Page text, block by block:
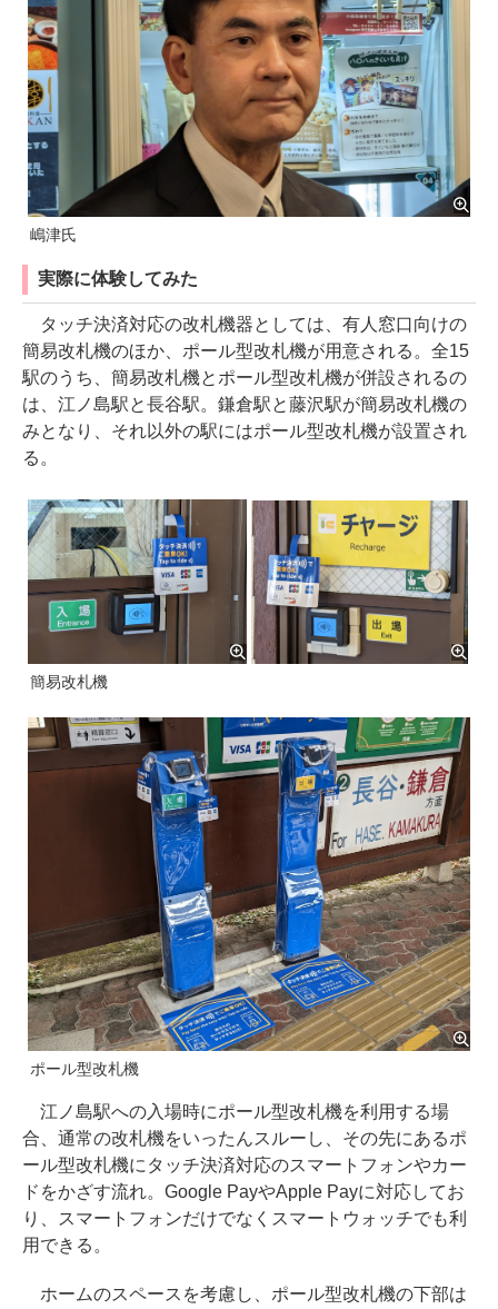
嶋津氏
実際に体験してみた
タッチ決済対応の改札機器としては、有人窓口向けの
簡易改札機のほか、ポール型改札機が用意される。全15
駅のうち、簡易改札機とポール型改札機が併設されるの
は、江ノ島駅と長谷駅。鎌倉駅と藤沢駅が簡易改札機の
みとなり、それ以外の駅にはポール型改札機が設置され
る。
簡易改札機
ポール型改札機
江ノ島駅への入場時にポール型改札機を利用する場
合、通常の改札機をいったんスルーし、その先にあるポ
ール型改札機にタッチ決済対応のスマートフォンやカー
ドをかざす流れ。Google PayやApple Payに対応してお
り、スマートフォンだけでなくスマートウォッチでも利
用できる。
ホームのスペースを考慮し、ポール型改札機の下部は